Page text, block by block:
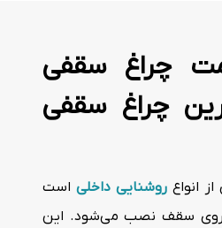
چراغ سقفی
چراغ سقفی
انواع روشنایی داخلیاست
سقف نصب می‌شود. این